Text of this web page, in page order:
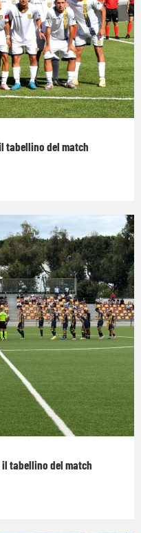
tabellino del match
il tabellino del match